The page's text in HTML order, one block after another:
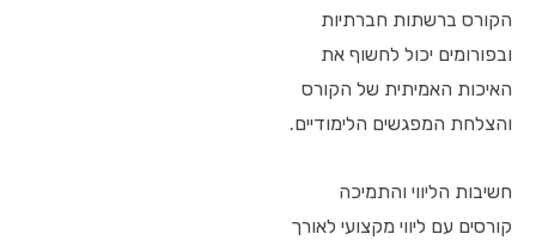
הקורס ברשתות חברתיות
ובפורומים יכול לחשוף את
האיכות האמיתית של הקורס
והצלחת המפגשים הלימודיים.
חשיבות הליווי והתמיכה
קורסים עם ליווי מקצועי לאורך